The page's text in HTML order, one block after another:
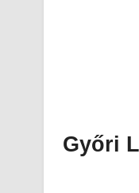
Győri